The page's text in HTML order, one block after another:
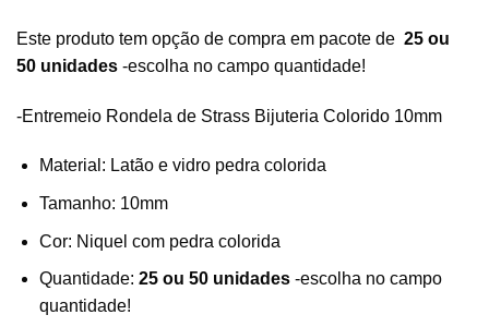
Este produto tem opção de compra em pacote de 25 ou
50 unidades -escolha no campo quantidade!
-Entremeio Rondela de Strass Bijuteria Colorido 10mm
Material: Latão e vidro pedra colorida
Tamanho: 10mm
Cor: Niquel com pedra colorida
Quantidade: 25 ou 50 unidades-escolha no campo
quantidade!